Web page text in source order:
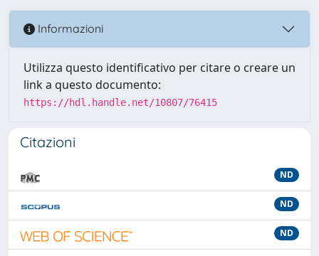
Informazioni
Utilizza questo identificativo per citare o creare un
link a questo documento:
https://hdl.handle.net/10807/76415
Citazioni
ND
ND
ND